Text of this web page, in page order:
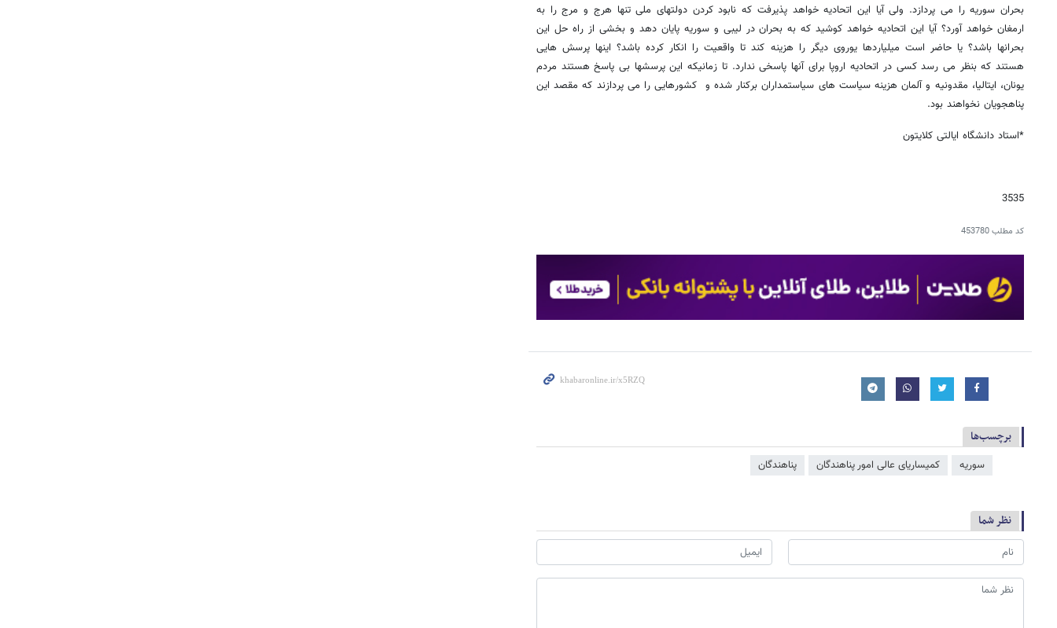
بحران سوریه را می پردازد. ولی آیا این اتحادیه خواهد پذیرفت که نابود کردن دولتهای ملی تنها هرج و مرج را به
ارمغان خواهد آورد؟ آیا این اتحادیه خواهد کوشید که به بحران در لیبی و سوریه پایان دهد و بخشی از راه حل این
بحرانها باشد؟ یا حاضر است میلیاردها یوروی دیگر را هزینه کند تا واقعیت را انکار کرده باشد؟ اینها پرسش هایی
هستند که بنظر می رسد کسی در اتحادیه اروپا برای آنها پاسخی ندارد. تا زمانیکه این پرسشها بی پاسخ هستند مردم
یونان، ایتالیا، مقدونیه و آلمان هزینه سیاست های سیاستمداران برکنار شده و کشورهایی را می پردازند که مقصد این
پناهجویان نخواهند بود.
*استاد دانشگاه ایالتی کلایتون
3535
کد مطلب453780
برچسب‌ها
سوریه کمیساریای عالی امور پناهندگان پناهندگان
نظر شما